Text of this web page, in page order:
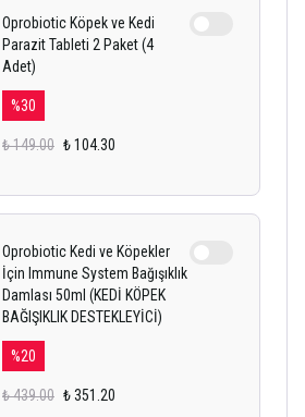
Oprobiotic Köpek ve Kedi
Parazit Tableti 2 Paket (4
Adet)
%30
₺ 149.00 ₺ 104.30
Oprobiotic Kedi ve Köpekler
İçin Immune System Bağışıklık
Damlası 50ml (KEDİ KÖPEK
BAĞIŞIKLIK DESTEKLEYİCİ)
%20
₺ 439.00 ₺ 351.20